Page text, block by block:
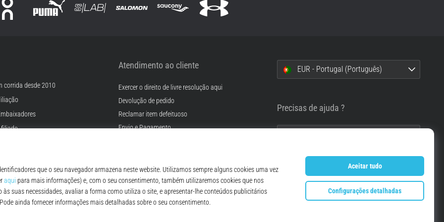
corrida desde 2010
Atendimento ao cliente
Exercer o direito de livre resolução aqui
Devolução de pedido
Reclamar item defeituoso
Envio e Pagamento
FAQ - Perguntas Frequentes
Regulamento de Proteção de Dados Pessoais
EUR - Portugal (Português)
Precisas de ajuda ?